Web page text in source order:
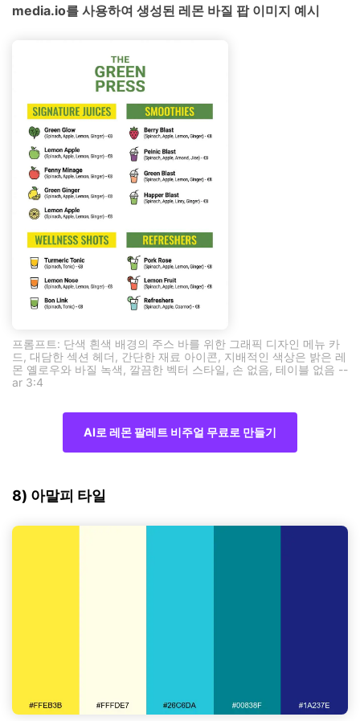
media.io를 사용하여 생성된 레몬 바질 팝 이미지 예시
프롬프트: 단색 흰색 배경의 주스 바를 위한 그래픽 디자인 메뉴 카
드, 대담한 섹션 헤더, 간단한 재료 아이콘, 지배적인 색상은 밝은 레
몬 옐로우와 바질 녹색, 깔끔한 벡터 스타일, 손 없음, 테이블 없음 --
ar 3:4
AI로 레몬 팔레트 비주얼 무료로 만들기
8) 아말피 타일